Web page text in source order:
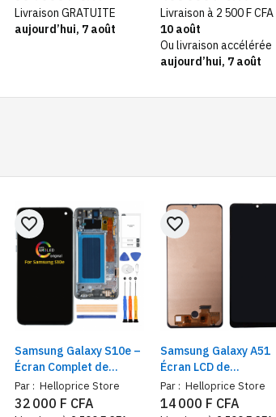
Technologie AI DD |
Steam+™
Livraison GRATUITE
aujourd’hui, 7 août
Séchage 5 Kg | 6
Mottion™ DD | Smart
Diagnosis™, Wifi, A+++
Livraison à 2 500 F CFA
10 août
Ou livraison accélérée
aujourd’hui, 7 août
Samsung Galaxy S10e –
Écran Complet de
Remplacement + Kit de
Réparation Offert
Par : Helloprice Store
favorite_border
32 000 F CFA
Samsung Galaxy A51
Écran LCD de
Remplacement
Par : Helloprice Store
favorite_border
14 000 F CFA